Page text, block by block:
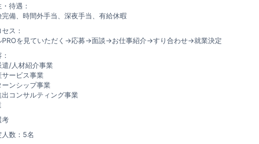
待遇：
完備、時間外手当、深夜手当、有給休暇
ス：
PROを見ていただく→応募→面談→お仕事紹介→すり合わせ→就業決定
遣/人材紹介事業
サービス事業
ーンシップ事業
出コンサルティング事業
考
数：5名